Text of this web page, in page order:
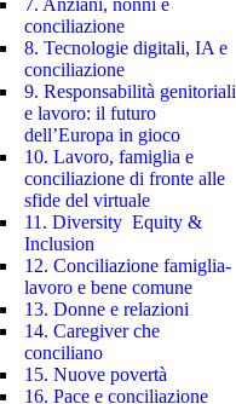
7. Anziani, nonni e
conciliazione
8. Tecnologie digitali, IA e
conciliazione
9. Responsabilità genitoriali
e lavoro: il futuro
dell’Europa in gioco
10. Lavoro, famiglia e
conciliazione di fronte alle
sfide del virtuale
11. Diversity Equity &
Inclusion
12. Conciliazione famiglia-
lavoro e bene comune
13. Donne e relazioni
14. Caregiver che
conciliano
15. Nuove povertà
16. Pace e conciliazione